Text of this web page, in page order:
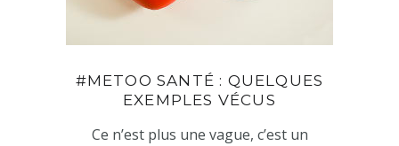
#METOO SANTÉ : QUELQUES
EXEMPLES VÉCUS
Ce n’est plus une vague, c’est un